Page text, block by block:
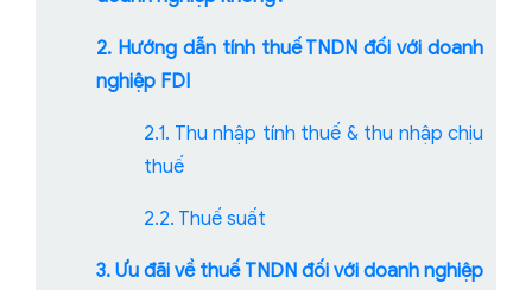
2. Hướng dẫn tính thuế TNDN đối với doanh
nghiệp FDI
2.1. Thu nhập tính thuế & thu nhập chịu
thuế
2.2. Thuế suất
3. Ưu đãi về thuế TNDN đối với doanh nghiệp